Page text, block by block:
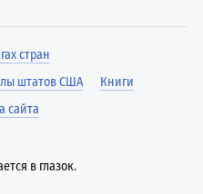
стран
штатов США
Книги
сайта
в глазок.